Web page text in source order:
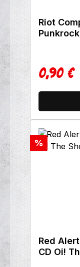
Riot
0,90 €
Rabatt
%
Red
CD Oi!